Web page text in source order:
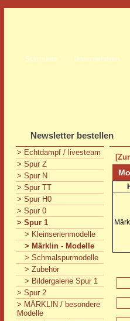
Startseite Unternehmen
Newsletter bestellen
> Echtdampf / livesteam
> Spur Z
> Spur N
> Spur TT
> Spur H0
> Spur 0
> Spur 1
> Kleinserienmodelle
> Märklin - Modelle
> Schmalspurmodelle
> Zubehör
> Bildergalerie Spur 1
> Spur 2
> MÄRKLIN / besondere
Modelle